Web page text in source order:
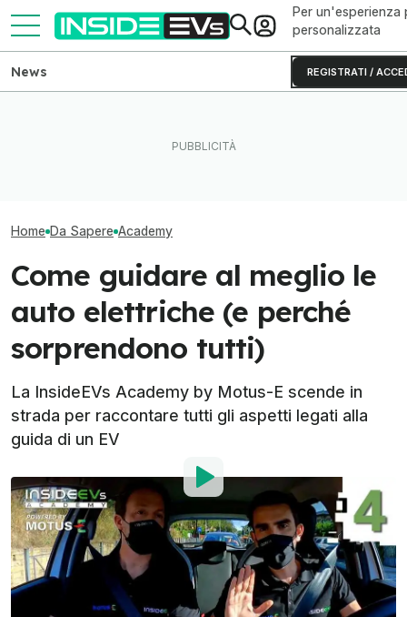
Per un'esperienza
personalizzata
REGISTRATI /
News
Home Da Sapere Academy
Come guidare al meglio le
auto elettriche (e perché
sorprendono tutti)
La InsideEVs Academy by Motus-E scende in
strada per raccontare tutti gli aspetti legati alla
guida di un EV
Di:Alessandro Paiola
7 Mar 2021alle 08:02
Aggiungi InsideEVs alle
fonti preferite su Google